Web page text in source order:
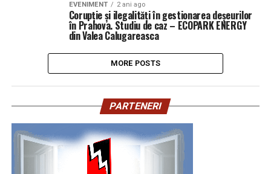
EVENIMENT 2 ani ago
Corupție și ilegalități în gestionarea deșeurilor
în Prahova. Studiu de caz – ECOPARK ENERGY
din Valea Calugareasca
MORE POSTS
PARTENERI